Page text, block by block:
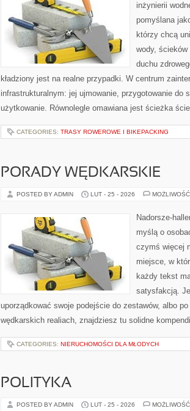
inżynierii
pomyślana
którzy chcą
wody, ścieków
duchu
kładziony jest na realne przypadki. W centrum
infrastrukturalnym: jej ujmowanie, przygotowanie do
użytkowanie. Równolegle omawiana jest ścieżka
CATEGORIES: TRASY ROWEROWE I BIKEPACKING
PORADY WĘDKARSKIE
POSTED BY ADMIN LUT - 25 - 2026
Nadorsze-
myślą o
czymś więcej
miejsce, w
każdy tekst
satysfakcją.
uporządkować swoje podejście do zestawów, albo
wędkarskich realiach, znajdziesz tu solidne
CATEGORIES: NIERUCHOMOŚCI DLA MŁODYCH
POLITYKA
POSTED BY ADMIN LUT - 25 - 2026